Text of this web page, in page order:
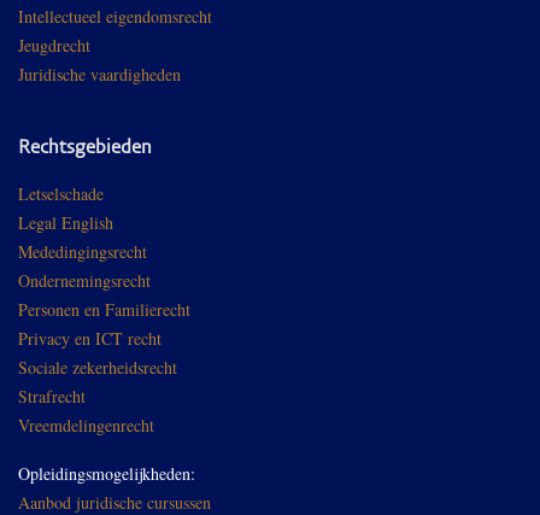
Intellectueel eigendomsrecht
Jeugdrecht
Juridische vaardigheden
Rechtsgebieden
Letselschade
Legal English
Mededingingsrecht
Ondernemingsrecht
Personen en Familierecht
Privacy en ICT recht
Sociale zekerheidsrecht
Strafrecht
Vreemdelingenrecht
Opleidingsmogelijkheden:
Aanbod juridische cursussen